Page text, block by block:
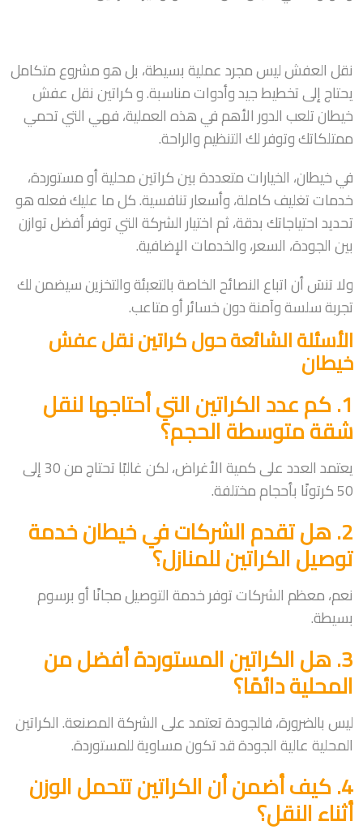
نقل العفش ليس مجرد عملية بسيطة، بل هو مشروع متكامل
يحتاج إلى تخطيط جيد وأدوات مناسبة. و كراتين نقل عفش
خيطان تلعب الدور الأهم في هذه العملية، فهي التي تحمي
ممتلكاتك وتوفر لك التنظيم والراحة.
في خيطان، الخيارات متعددة بين كراتين محلية أو مستوردة،
خدمات تغليف كاملة، وأسعار تنافسية. كل ما عليك فعله هو
تحديد احتياجاتك بدقة، ثم اختيار الشركة التي توفر أفضل توازن
بين الجودة، السعر، والخدمات الإضافية.
ولا تنسَ أن اتباع النصائح الخاصة بالتعبئة والتخزين سيضمن لك
تجربة سلسة وآمنة دون خسائر أو متاعب.
الأسئلة الشائعة حول كراتين نقل عفش
خيطان
1. كم عدد الكراتين التي أحتاجها لنقل
شقة متوسطة الحجم؟
يعتمد العدد على كمية الأغراض، لكن غالبًا تحتاج من 30 إلى
50 كرتونًا بأحجام مختلفة.
2. هل تقدم الشركات في خيطان خدمة
توصيل الكراتين للمنازل؟
نعم، معظم الشركات توفر خدمة التوصيل مجانًا أو برسوم
بسيطة.
3. هل الكراتين المستوردة أفضل من
المحلية دائمًا؟
ليس بالضرورة، فالجودة تعتمد على الشركة المصنعة. الكراتين
المحلية عالية الجودة قد تكون مساوية للمستوردة.
4. كيف أضمن أن الكراتين تتحمل الوزن
أثناء النقل؟